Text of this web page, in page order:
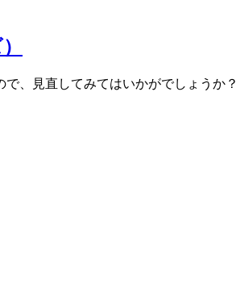
、見直してみてはいかがでしょうか？